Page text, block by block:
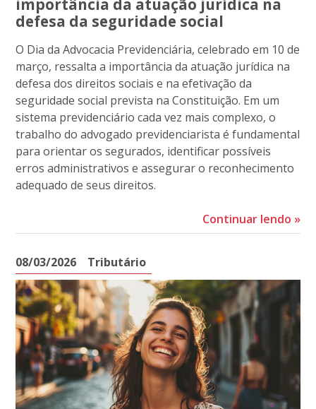
importância da atuação jurídica na
defesa da seguridade social
O Dia da Advocacia Previdenciária, celebrado em 10 de
março, ressalta a importância da atuação jurídica na
defesa dos direitos sociais e na efetivação da
seguridade social prevista na Constituição. Em um
sistema previdenciário cada vez mais complexo, o
trabalho do advogado previdenciarista é fundamental
para orientar os segurados, identificar possíveis
erros administrativos e assegurar o reconhecimento
adequado de seus direitos.
Continuar lendo »
08/03/2026 Tributário